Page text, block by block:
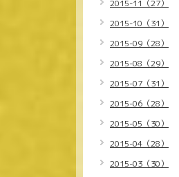
2015-11（27）
2015-10（31）
2015-09（28）
2015-08（29）
2015-07（31）
2015-06（28）
2015-05（30）
2015-04（28）
2015-03（30）